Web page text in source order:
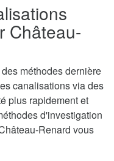
Château-
méthodes dernière
canalisations via des
plus rapidement et
d'investigation
Renard vous